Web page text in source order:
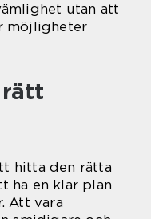
utan att
möjligheter
hitta den rätta
ha en klar plan
Att vara